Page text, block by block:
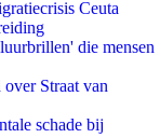
Ceuta
die mensen
Straat van
schade bij